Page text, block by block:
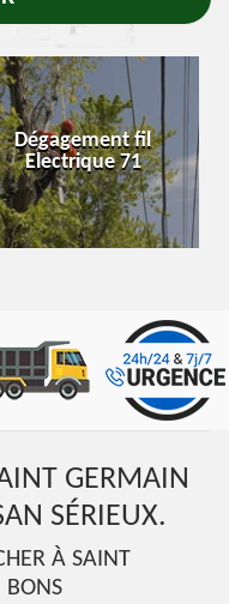
Traitement et
Enlevement nid de
chenille 71
GERMAIN
SÉRIEUX.
À SAINT
BONS